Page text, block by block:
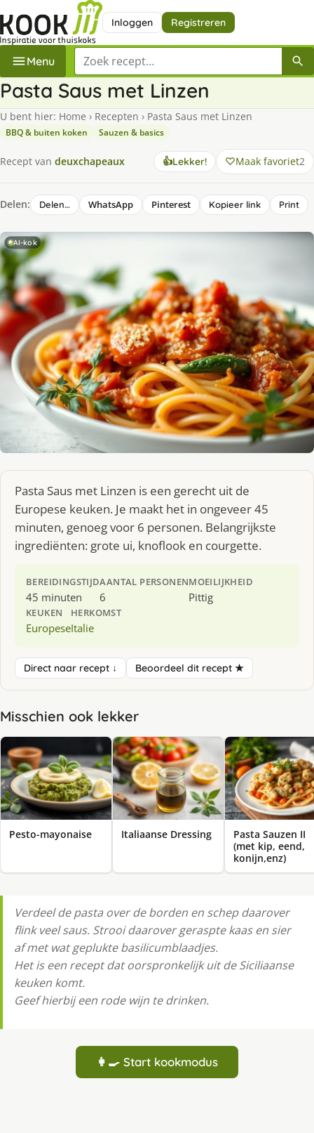
Inloggen Registreren
Menu Zoek een recept
Pasta Saus met Linzen
U bent hier: Home › Recepten › Pasta Saus met Linzen
BBQ & buiten koken Sauzen & basics
Recept van deuxchapeaux 👍Lekker! Maak favoriet2
Delen: Delen… WhatsApp Pinterest Kopieer link Print
AI-kok
Pasta Saus met Linzen is een gerecht uit de
Europese keuken. Je maakt het in ongeveer 45
minuten, genoeg voor 6 personen. Belangrijkste
ingrediënten: grote ui, knoflook en courgette.
BEREIDINGSTIJD
45 minuten
AANTAL PERSONEN
6
MOEILIJKHEID
Pittig
KEUKEN
Europese
HERKOMST
Italie
Direct naar recept ↓ Beoordeel dit recept ★
Misschien ook lekker
Pesto-mayonaise Italiaanse Dressing
Pasta Sauzen II
(met kip, eend,
konijn,enz)
Verdeel de pasta over de borden en schep daarover
flink veel saus. Strooi daarover geraspte kaas en sier
af met wat geplukte basilicumblaadjes.
Het is een recept dat oorspronkelijk uit de Siciliaanse
keuken komt.
Geef hierbij een rode wijn te drinken.
👩‍🍳 Start kookmodus